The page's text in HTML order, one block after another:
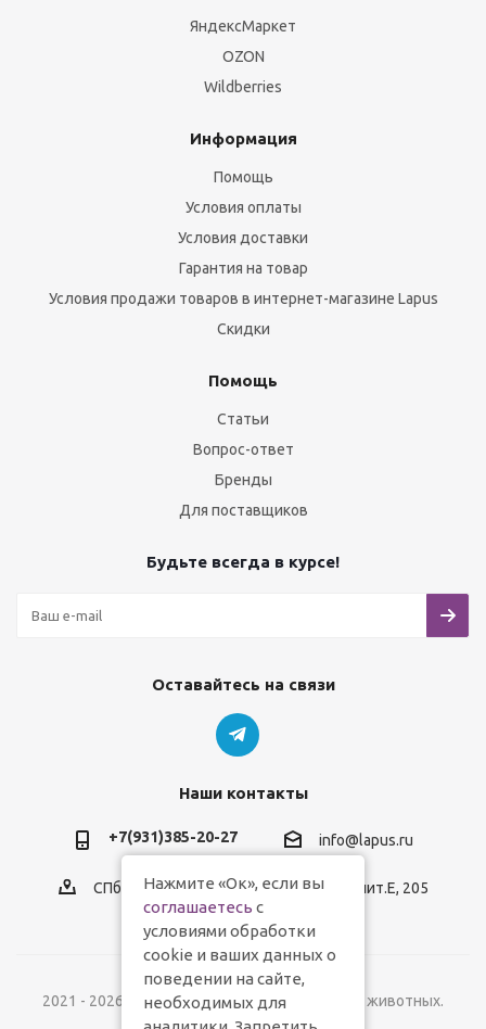
ЯндексМаркет
OZON
Wildberries
Информация
Помощь
Условия оплаты
Условия доставки
Гарантия на товар
Условия продажи товаров в интернет-магазине Lapus
Скидки
Помощь
Статьи
Вопрос-ответ
Бренды
Для поставщиков
Будьте всегда в курсе!
Оставайтесь на связи
Наши контакты
+7(931)385-20-27 info@lapus.ru
СПб, пр.Обуховской Обороны, д.116, лит.Е, 205
2021 - 2026 © Lapus.ru - магазин товаров для животных.
Нажмите «Ок», если вы
соглашаетесь с
условиями обработки
cookie и ваших данных о
поведении на сайте,
необходимых для